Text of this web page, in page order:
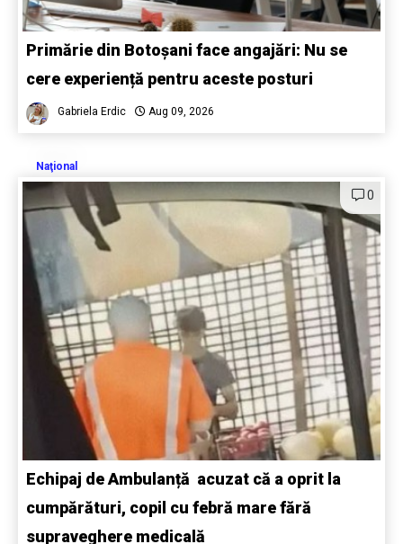
Primărie din Botoșani face angajări: Nu se
cere experiență pentru aceste posturi
Gabriela Erdic Aug 09, 2026
Naţional
0
Echipaj de Ambulanță acuzat că a oprit la
cumpărături, copil cu febră mare fără
supraveghere medicală